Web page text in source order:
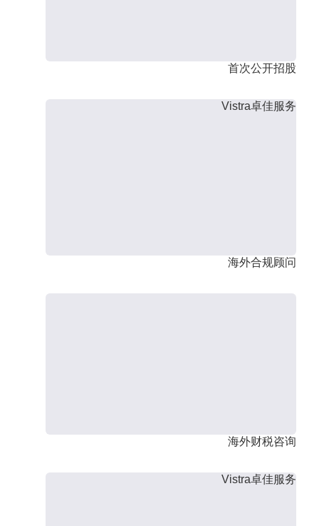
首次公开招股
Vistra卓佳服务
海外合规顾问
海外财税咨询
Vistra卓佳服务